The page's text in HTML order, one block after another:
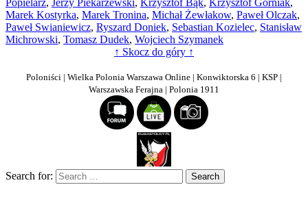
Marek Kostyrka, Marek Tronina, Michał Żewłakow, Paweł Olczak,
Paweł Swianiewicz, Ryszard Doniek, Sebastian Kozielec, Stanisław
Michrowski, Tomasz Dudek, Wojciech Szymanek
↑ Skocz do góry ↑
Poloniści | Wielka Polonia Warszawa Online | Konwiktorska 6 | KSP |
Warszawska Ferajna | Polonia 1911
Search for: